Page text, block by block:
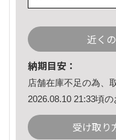
近く
納期目安：
店舗在庫不足の為、
2026.08.10 21:33頃の
受け取り